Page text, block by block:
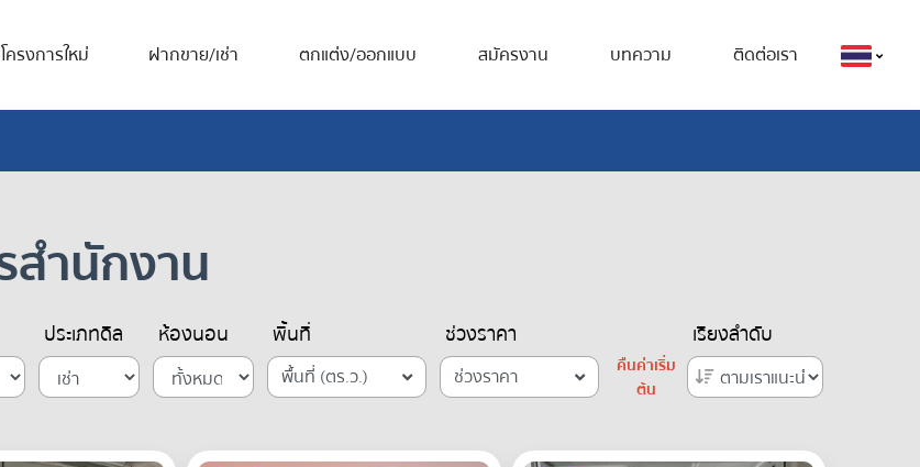
โครงการใหม่ ฝากขาย/เช่า ตกแต่ง/ออกแบบ สมัครงาน บทความ ติดต่อเรา
สำนักงาน
ประเภทดีล ห้องนอน พื้นที่
พื้นที่ (ตร.ว.)
ช่วงราคา
ช่วงราคา
คืนค่าเริ่ม
ต้น
เรียงลำดับ